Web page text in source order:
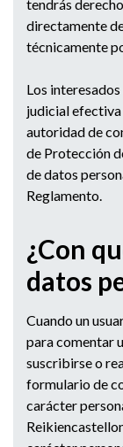
tendrás
directamente
técnicamente
Los
judicial efectiva
autoridad de
de Protección
de datos
Reglamento.
¿Con
datos
Cuando un
para comentar
suscribirse o
formulario de
carácter